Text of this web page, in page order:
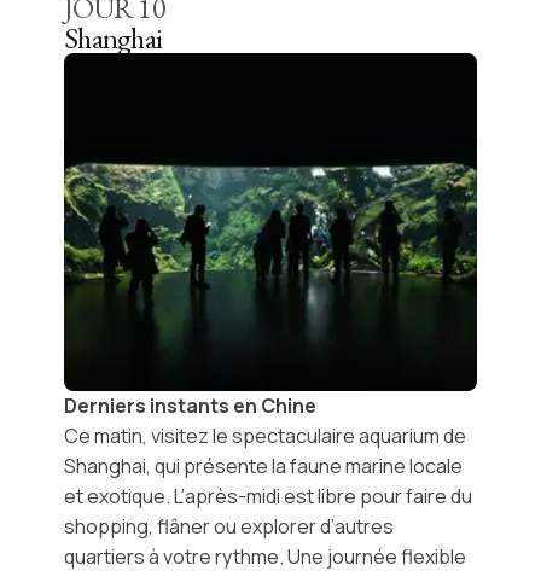
JOUR10
Shanghai
Derniers instants en Chine
Ce matin, visitez le spectaculaireaquarium de
Shanghai, qui présente la faune marine locale
et exotique. L’après-midi est libre pour faire du
shopping, flâner ou explorer d’autres
quartiers à votre rythme. Une journée flexible